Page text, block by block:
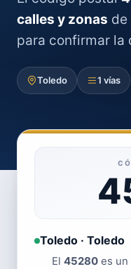
calles y zonas de
para confirmar la
Toledo 1 vías
Toledo · Toledo
El 45280es un